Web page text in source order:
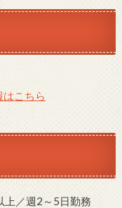
こちら
上／週2～5日勤務